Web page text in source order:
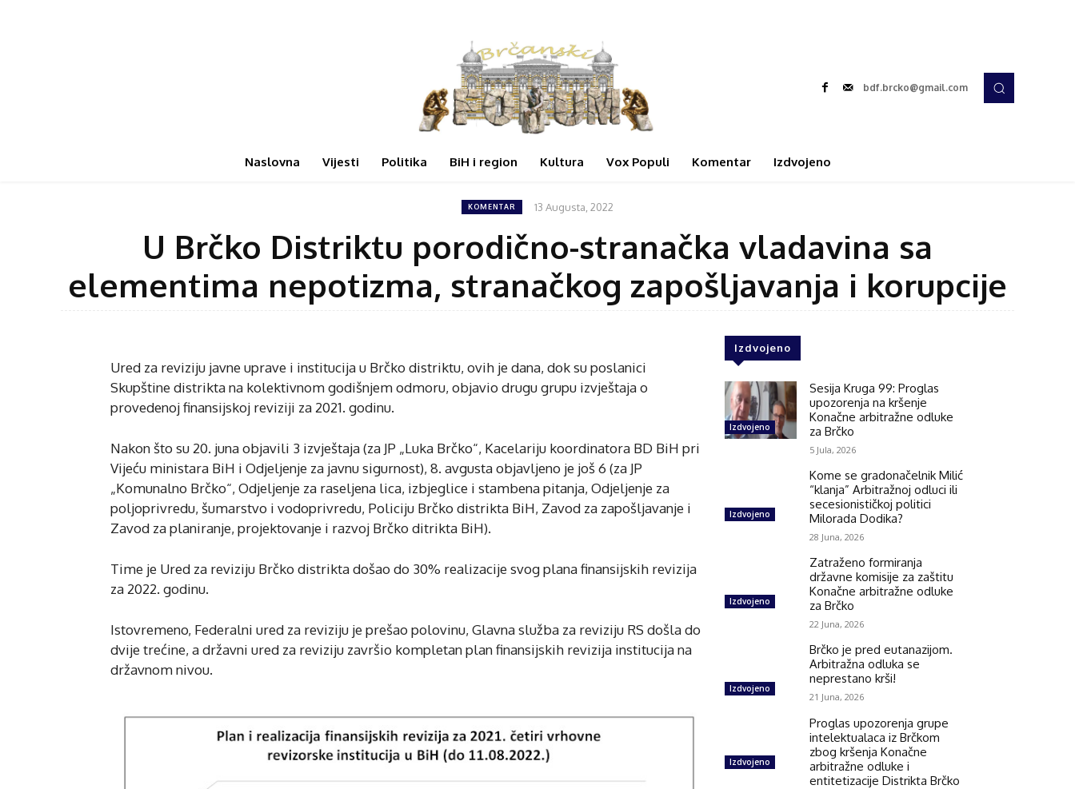
bdf.brcko@gmail.com
Naslovna Vijesti Politika BiH i region Kultura Vox Populi Komentar Izdvojeno
KOMENTAR 13 Augusta, 2022
U Brčko Distriktu porodično-stranačka vladavina sa
elementima nepotizma, stranačkog zapošljavanja i korupcije
Ured za reviziju javne uprave i institucija u Brčko distriktu, ovih je dana, dok su poslanici
Skupštine distrikta na kolektivnom godišnjem odmoru, objavio drugu grupu izvještaja o
provedenoj finansijskoj reviziji za 2021. godinu.
Nakon što su 20. juna objavili 3 izvještaja (za JP „Luka Brčko“, Kacelariju koordinatora BD BiH pri
Vijeću ministara BiH i Odjeljenje za javnu sigurnost), 8. avgusta objavljeno je još 6 (za JP
„Komunalno Brčko“, Odjeljenje za raseljena lica, izbjeglice i stambena pitanja, Odjeljenje za
poljoprivredu, šumarstvo i vodoprivredu, Policiju Brčko distrikta BiH, Zavod za zapošljavanje i
Zavod za planiranje, projektovanje i razvoj Brčko ditrikta BiH).
Time je Ured za reviziju Brčko distrikta došao do 30% realizacije svog plana finansijskih revizija
za 2022. godinu.
Istovremeno, Federalni ured za reviziju je prešao polovinu, Glavna služba za reviziju RS došla do
dvije trećine, a državni ured za reviziju završio kompletan plan finansijskih revizija institucija na
državnom nivou.
Izdvojeno
Izdvojeno
Sesija Kruga 99: Proglas
upozorenja na kršenje
Konačne arbitražne odluke
za Brčko
5 Jula, 2026
Izdvojeno
Kome se gradonačelnik Milić
“klanja” Arbitražnoj odluci ili
secesionističkoj politici
Milorada Dodika?
28 Juna, 2026
Izdvojeno
Zatraženo formiranja
državne komisije za zaštitu
Konačne arbitražne odluke
za Brčko
22 Juna, 2026
Izdvojeno
Brčko je pred eutanazijom.
Arbitražna odluka se
neprestano krši!
21 Juna, 2026
Izdvojeno
Proglas upozorenja grupe
intelektualaca iz Brčkom
zbog kršenja Konačne
arbitražne odluke i
entitetizacije Distrikta Brčko